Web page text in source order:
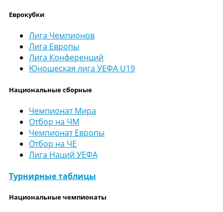
Еврокубки
Лига Чемпионов
Лига Европы
Лига Конференций
Юношеская лига УЕФА U19
Национальные сборные
Чемпионат Мира
Отбор на ЧМ
Чемпионат Европы
Отбор на ЧЕ
Лига Наций УЕФА
Турнирные таблицы
Национальные чемпионаты